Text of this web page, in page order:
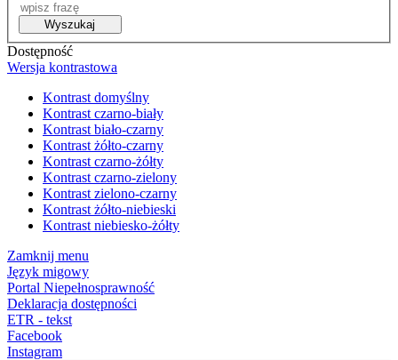
Wyszukaj
Dostępność
Wersja kontrastowa
Kontrast domyślny
Kontrast czarno-biały
Kontrast biało-czarny
Kontrast żółto-czarny
Kontrast czarno-żółty
Kontrast czarno-zielony
Kontrast zielono-czarny
Kontrast żółto-niebieski
Kontrast niebiesko-żółty
Zamknij menu
Język migowy
Portal Niepełnosprawność
Deklaracja dostępności
ETR - tekst
Facebook
Instagram